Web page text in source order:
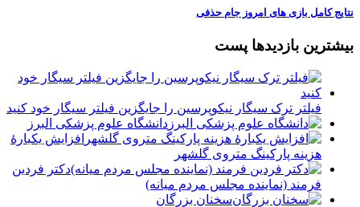
️نتایج کامل بازی های امروز جام حذفی
بیشترین بازدیدها پست
فیلتر ترک سیگار نیکوپرسین را جایگزین فیلتر سیگار خود کنید
دانشگاه علوم پزشکی البرز
افزایش یکبارۀ
هزینه پارکینگ متروی گلشهر
دكتر فردين
فرمند (نماينده مجلس مردم میانه)
سخنان بزرگان